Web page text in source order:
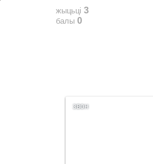
жыцьці 3
балы 0
звон